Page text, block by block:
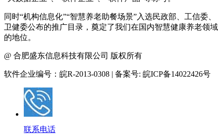
同时“机构信息化”“智慧养老助餐场景”入选民政部、工信委、
卫健委公布的推广目录，奠定了我们在国内智慧健康养老领域
的地位。
@ 合肥盛东信息科技有限公司 版权所有
软件企业编号：皖R-2013-0308 | 备案号: 皖ICP备14022426号
联系电话